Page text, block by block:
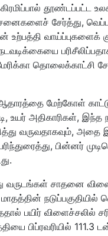
தூண்டப்பட்ட
சேர்த்து,
உற்பத்தி வாய்ப்புகளைக்
தொலைக்காட்சி
ஆதாரத்தை மேற்கோள்
உயர் அதிகாரிகள், இந்த
வருவதாகவும், அதை
பின்னர்
வருடங்கள் சாதனை
நடுப்பகுதியில்
பயிர் விளைச்சலில்
பிப்ரவரியில் 111.3